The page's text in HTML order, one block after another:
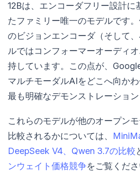
12Bは、エンコーダフリー設計に
たファミリー唯一のモデルです
のビジョンエンコーダ（そして
ルではコンフォーマーオーディ
持しています。この点が、
マルチモーダルAIをどこへ向か
最も明確なデモンストレーション
これらのモデルが他のオープン
比較されるかについては、
DeepSeek V4、Qwen 3.7の比較
ンウェイト価格競争をご覧くださ